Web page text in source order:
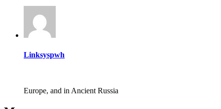
Linksyspwh
Europe, and in Ancient Russia